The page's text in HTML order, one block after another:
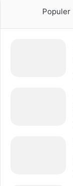
Populer